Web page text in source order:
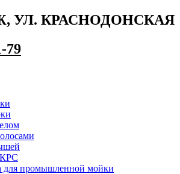
УЛ. КРАСНОДОНСКАЯ
79
КРС
для промышленной мойки